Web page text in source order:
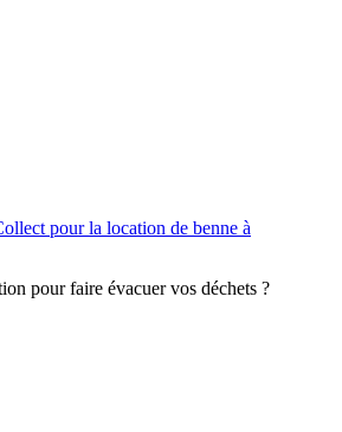
pour la location de benne à
pour faire évacuer vos déchets ?